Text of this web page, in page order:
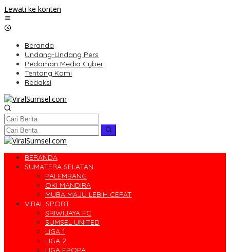
Lewati ke konten
Beranda
Undang-Undang Pers
Pedoman Media Cyber
Tentang Kami
Redaksi
BERANDA
SUMATERA SELATAN
PALEMBANG
OKI MANDIRA
MUBA MAJU LEBIH CEPAT
VIRAL SPORT
SRIWIJAYA FC
SUMSEL UNITED
LIGA 1
LIGA 2
LIGA EROPA